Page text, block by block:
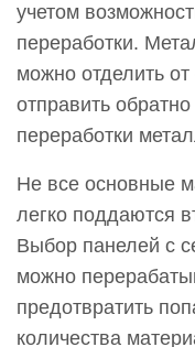
учетом
переработки.
можно отделить
отправить
переработки
Не все основные
легко поддаются
Выбор панелей с
можно
предотвратить
количества